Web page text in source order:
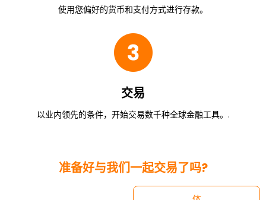
使用您偏好的货币和支付方式进行存款。
交易
以业内领先的条件，开始交易数千种全球金融工具。.
准备好与我们一起交易了吗?